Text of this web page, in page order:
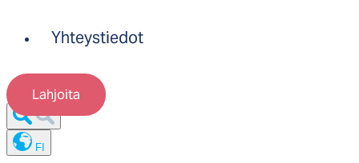
Yhteystiedot
Lahjoita
FI